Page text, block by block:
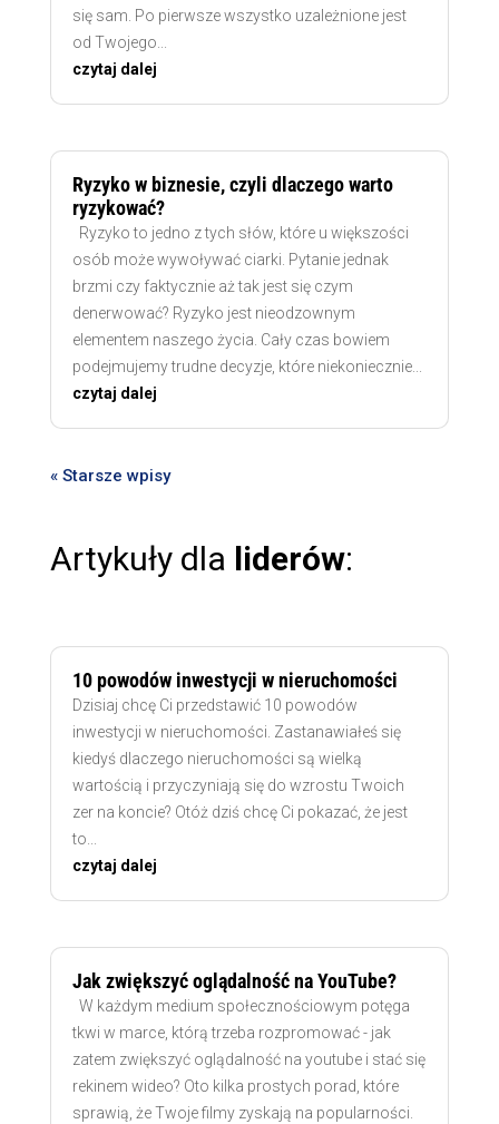
się sam. Po pierwsze wszystko uzależnione jest
od Twojego...
czytaj dalej
Ryzyko w biznesie, czyli dlaczego warto
ryzykować?
Ryzyko to jedno z tych słów, które u większości
osób może wywoływać ciarki. Pytanie jednak
brzmi czy faktycznie aż tak jest się czym
denerwować? Ryzyko jest nieodzownym
elementem naszego życia. Cały czas bowiem
podejmujemy trudne decyzje, które niekoniecznie...
czytaj dalej
« Starsze wpisy
Artykuły dla liderów:
10 powodów inwestycji w nieruchomości
Dzisiaj chcę Ci przedstawić 10 powodów
inwestycji w nieruchomości. Zastanawiałeś się
kiedyś dlaczego nieruchomości są wielką
wartością i przyczyniają się do wzrostu Twoich
zer na koncie? Otóż dziś chcę Ci pokazać, że jest
to...
czytaj dalej
Jak zwiększyć oglądalność na YouTube?
W każdym medium społecznościowym potęga
tkwi w marce, którą trzeba rozpromować - jak
zatem zwiększyć oglądalność na youtube i stać się
rekinem wideo? Oto kilka prostych porad, które
sprawią, że Twoje filmy zyskają na popularności.